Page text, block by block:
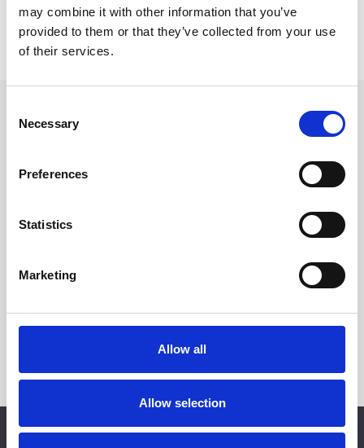
may combine it with other information that you’ve
provided to them or that they’ve collected from your use
of their services.
Selection
Necessary
Preferences
Statistics
Marketing
Allow all
Allow selection
Tilmeld Dem vores nyhedsbrev og vær den første til at høre om
TILMELD